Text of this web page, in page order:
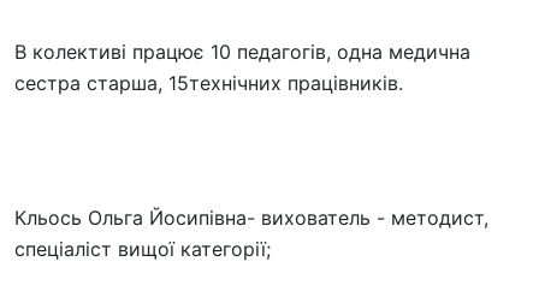
В колективі працює 10 педагогів, одна медична
сестра старша, 15технічних працівників.
Кльось Ольга Йосипівна- вихователь - методист,
спеціаліст вищої категорії;